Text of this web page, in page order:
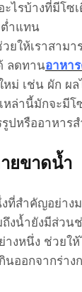
ไรบ้างที่มีโซเ
ต่ำแทน
ยให้เราสาม
ลดทานอาหา
ม่ เช่น ผัก ผล
หล่านี้มักจะมีโ
ปหรืออาหารส
ยขาดน้ำ
ที่สำคัญอย่าง
ถึงน้ำยังมีส่วน
างหนึ่ง ช่วยใ
นออกจากร่าง